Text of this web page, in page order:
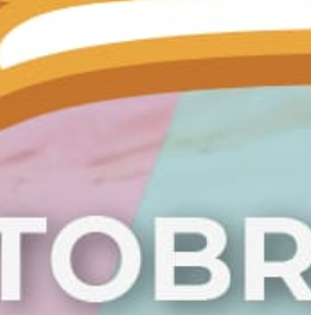
avec Freedom Camper Mâcon-Lyon